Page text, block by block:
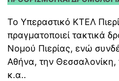
Το Υπεραστικό ΚΤΕΛ
πραγματοποιεί τακτικά
Νομού Πιερίας, ενώ
Αθήνα, την Θεσσαλονίκη,
κ.α..